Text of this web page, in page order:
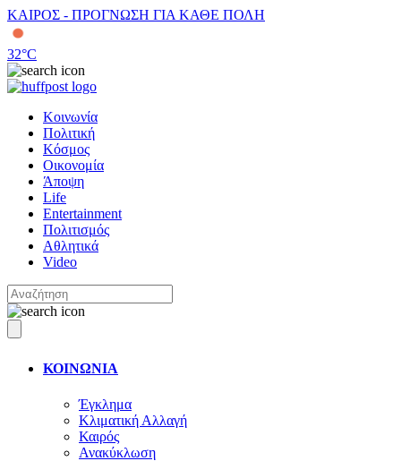
ΚΑΙΡΟΣ - ΠΡΟΓΝΩΣΗ ΓΙΑ ΚΑΘΕ ΠΟΛΗ
32°C
Κοινωνία
Πολιτική
Κόσμος
Οικονομία
Άποψη
Life
Entertainment
Πολιτισμός
Αθλητικά
Video
ΚΟΙΝΩΝΙΑ
Έγκλημα
Κλιματική Αλλαγή
Καιρός
Ανακύκλωση